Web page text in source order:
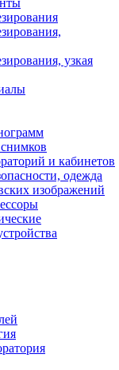
узкая
и кабинетов
одежда
изображений